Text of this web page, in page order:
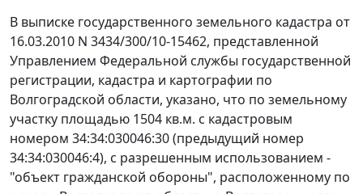
В выписке государственного земельного кадастра от
16.03.2010 N 3434/300/10-15462, представленной
Управлением Федеральной службы государственной
регистрации, кадастра и картографии по
Волгоградской области, указано, что по земельному
участку площадью 1504 кв.м. с кадастровым
номером 34:34:030046:30 (предыдущий номер
34:34:030046:4), с разрешенным использованием -
"объект гражданской обороны", расположенному по